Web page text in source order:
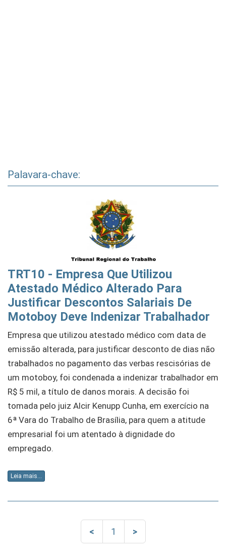
Palavara-chave:
TRT10 - Empresa Que Utilizou
Atestado Médico Alterado Para
Justificar Descontos Salariais De
Motoboy Deve Indenizar Trabalhador
Empresa que utilizou atestado médico com data de
emissão alterada, para justificar desconto de dias não
trabalhados no pagamento das verbas rescisórias de
um motoboy, foi condenada a indenizar trabalhador em
R$ 5 mil, a título de danos morais. A decisão foi
tomada pelo juiz Alcir Kenupp Cunha, em exercício na
6ª Vara do Trabalho de Brasília, para quem a atitude
empresarial foi um atentado à dignidade do
empregado.
Leia mais...
< 1 >